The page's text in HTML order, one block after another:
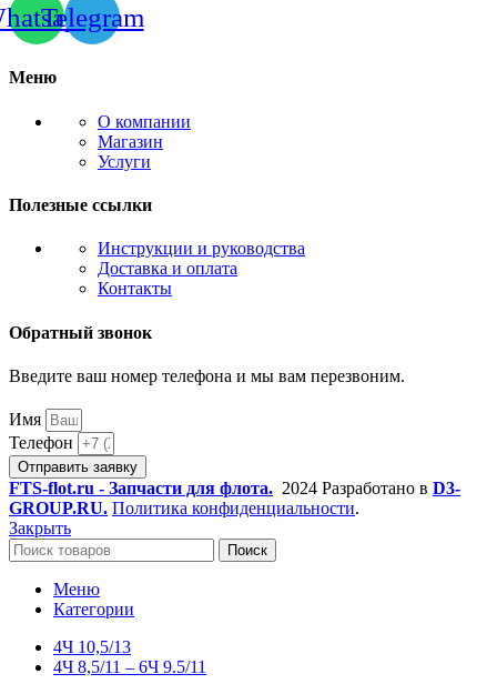
Telegram
Меню
О компании
Магазин
Услуги
Полезные ссылки
Инструкции и руководства
Доставка и оплата
Контакты
Обратный звонок
Введите ваш номер телефона и мы вам перезвоним.
Имя
Телефон
Отправить заявку
FTS-flot.ru - Запчасти для флота. 2024 Разработано в D3-
GROUP.RU. Политика конфиденциальности.
Закрыть
Поиск
Меню
Категории
4Ч 10,5/13
4Ч 8,5/11 – 6Ч 9.5/11